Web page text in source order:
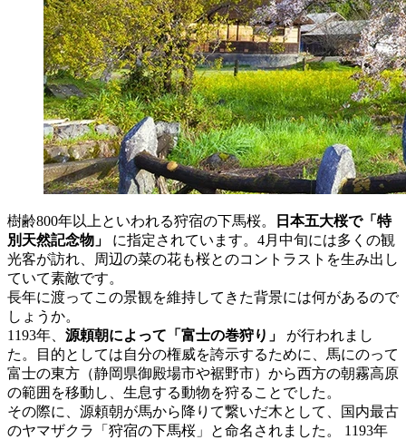
樹齢800年以上といわれる狩宿の下馬桜。
日本五大桜で「特
別天然記念物」
に指定されています。4月中旬には多くの観
光客が訪れ、周辺の菜の花も桜とのコントラストを生み出し
ていて素敵です。
長年に渡ってこの景観を維持してきた背景には何があるので
しょうか。
1193年、 源頼朝によって「富士の巻狩り」
が行われまし
た。目的としては自分の権威を誇示するために、馬にのって
富士の東方（静岡県御殿場市や裾野市）から西方の朝霧高原
の範囲を移動し、生息する動物を狩ることでした。
その際に、源頼朝が馬から降りて繋いだ木として、国内最古
のヤマザクラ「狩宿の下馬桜」と命名されました。 1193年